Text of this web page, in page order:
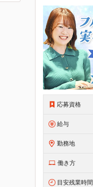
応募資格
給与
勤務地
働き方
目安残業時間